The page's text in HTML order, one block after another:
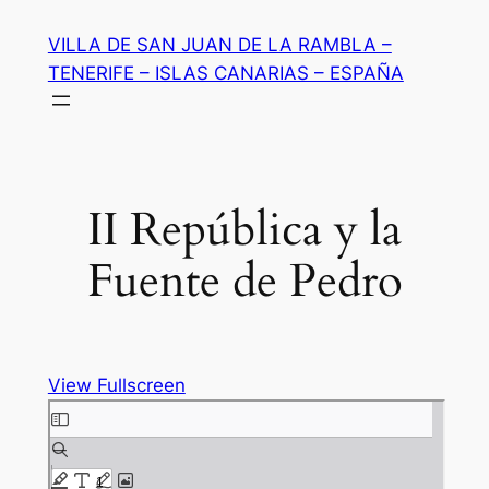
contenido
VILLA DE SAN JUAN DE LA RAMBLA –
TENERIFE – ISLAS CANARIAS – ESPAÑA
II República y la
Fuente de Pedro
View Fullscreen
Saltar
al
contenido